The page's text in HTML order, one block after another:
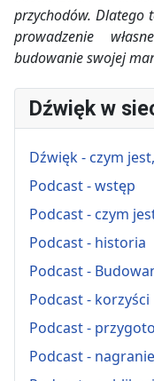
przychodów. Dlatego
prowadzenie
budowanie swojej
Dźwięk w
Dźwięk - czym
Podcast - wstęp
Podcast - czym
Podcast - historia
Podcast -
Podcast - korzyści
Podcast -
Podcast - nagranie